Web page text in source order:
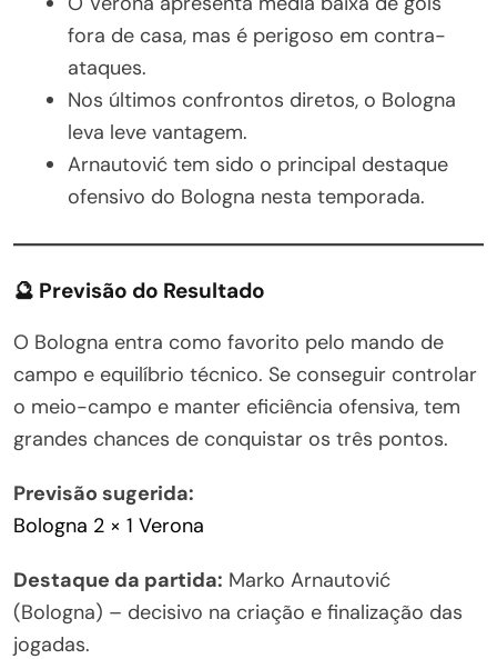
fora de casa, mas é perigoso em contra-
ataques.
Nos últimos confrontos diretos, o Bologna
leva leve vantagem.
Arnautović tem sido o principal destaque
ofensivo do Bologna nesta temporada.
🔮 Previsão do Resultado
O Bologna entra como favorito pelo mando de
campo e equilíbrio técnico. Se conseguir controlar
o meio-campo e manter eficiência ofensiva, tem
grandes chances de conquistar os três pontos.
Previsão sugerida:
Bologna 2 × 1 Verona
Destaque da partida: Marko Arnautović
(Bologna) – decisivo na criação e finalização das
jogadas.